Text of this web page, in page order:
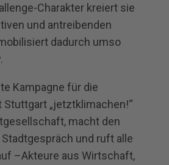
Charakter kreiert sie
und antreibenden
dadurch umso
Kampagne für die
„jetztklimachen!“
macht den
und ruft alle
–Akteure aus Wirtschaft,